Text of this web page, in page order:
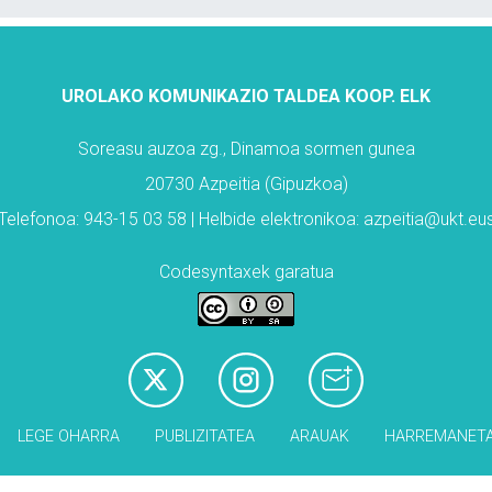
UROLAKO KOMUNIKAZIO TALDEA KOOP. ELK
Soreasu auzoa zg., Dinamoa sormen gunea
20730 Azpeitia (Gipuzkoa)
943-15 03 58 | Helbide elektronikoa:
Codesyntaxek garatua
LEGE OHARRA PUBLIZITATEA ARAUAK